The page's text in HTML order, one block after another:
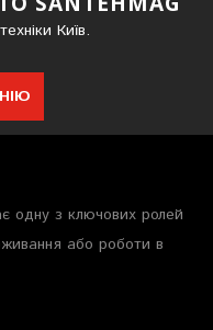
Київ.
одну з ключових ролей
або роботи в